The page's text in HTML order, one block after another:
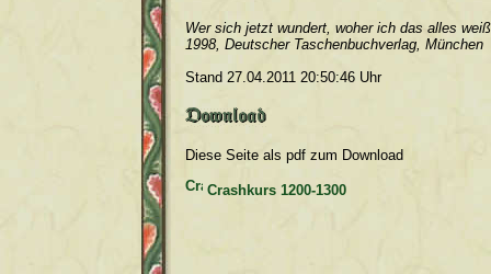
Wer sich jetzt wundert, woher ich das alles
1998, Deutscher Taschenbuchverlag, München
Stand 27.04.2011 20:50:46 Uhr
Diese Seite als pdf zum Download
Crashkurs 1200-1300